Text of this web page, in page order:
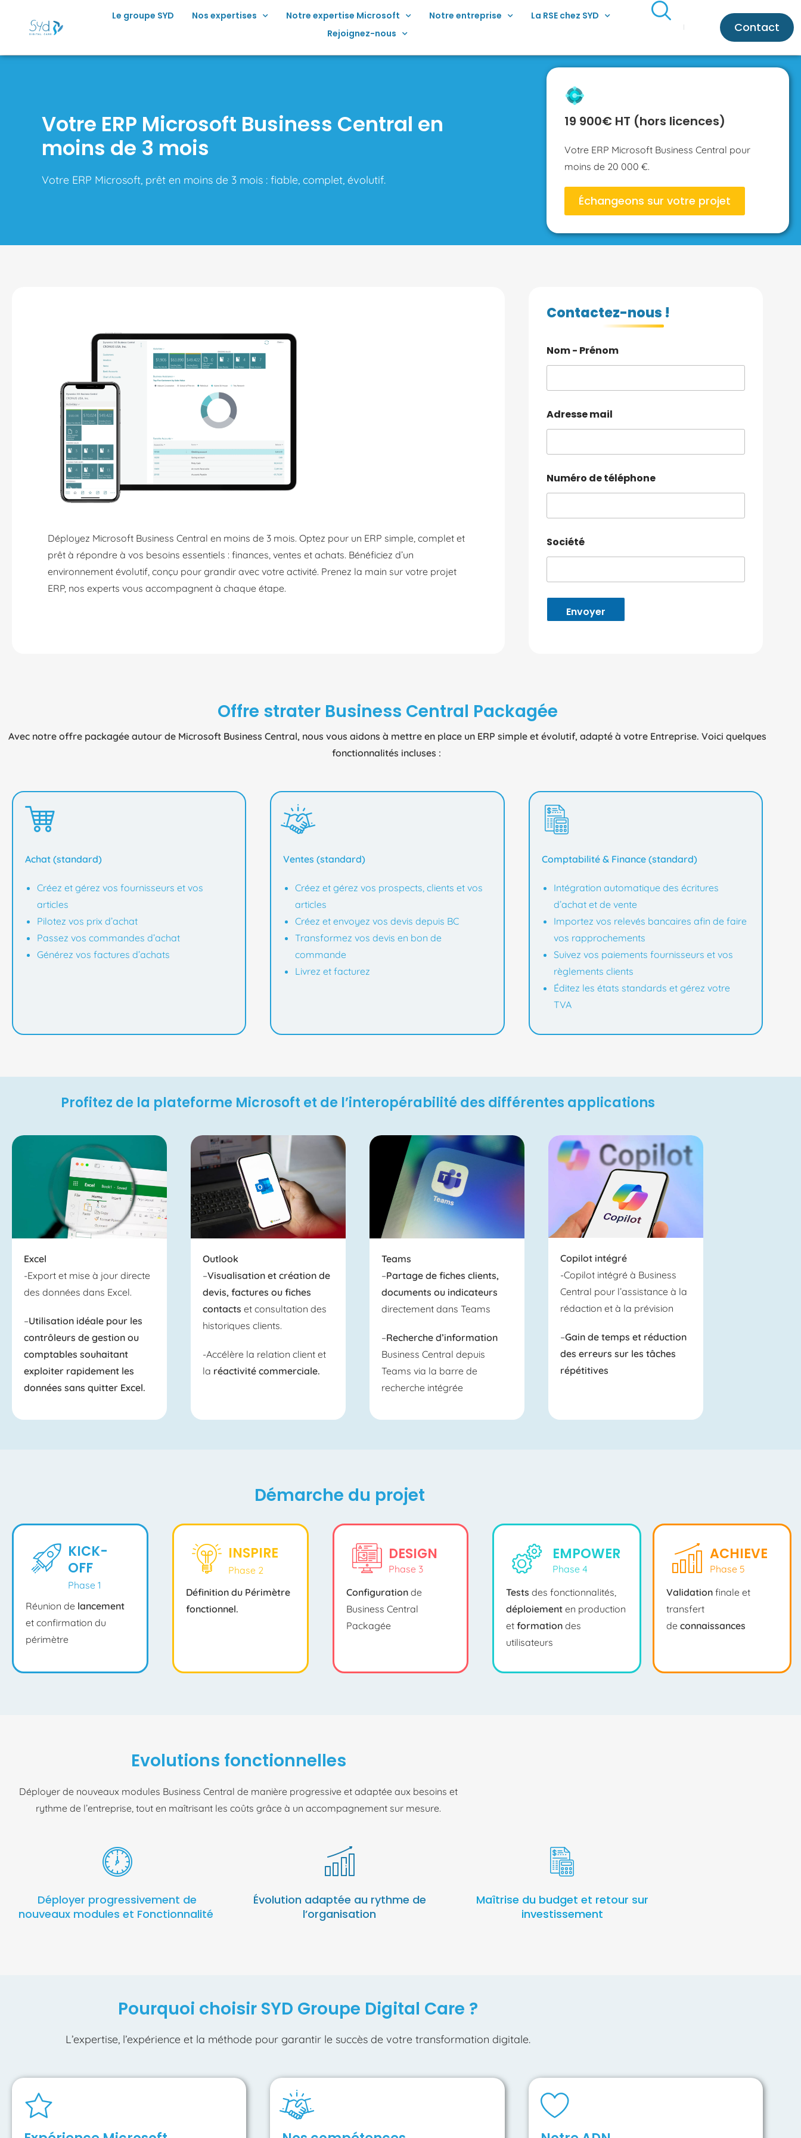
Le groupe SYD Nos expertises Notre expertise Microsoft Notre entreprise
La RSE chez SYD
Rejoignez-nous
Contact
Votre ERP Microsoft Business Central en
moins de 3 mois
Votre ERP Microsoft, prêt en moins de 3 mois : fiable, complet, évolutif.
19 900€ HT (hors licences)
Votre ERP Microsoft Business Central pour
moins de 20 000 €.
Échangeons sur votre projet
Déployez Microsoft Business Central en moins de 3 mois. Optez pour un ERP simple, complet et
prêt à répondre à vos besoins essentiels : finances, ventes et achats. Bénéficiez d’un
environnement évolutif, conçu pour grandir avec votre activité. Prenez la main sur votre projet
ERP, nos experts vous accompagnent à chaque étape.
Contactez-nous !
Nom - Prénom
Adresse mail
Numéro de téléphone
Société
Envoyer
Offre strater Business Central Packagée
Avec notre offre packagée autour de Microsoft Business Central, nous vous aidons à mettre en place un ERP simple et évolutif, adapté à votre Entreprise. Voici quelques
fonctionnalités incluses :
Achat (standard)
Créez et gérez vos fournisseurs et vos
articles
Pilotez vos prix d’achat
Passez vos commandes d’achat
Générez vos factures d’achats
Ventes (standard)
Créez et gérez vos prospects, clients et vos
articles
Créez et envoyez vos devis depuis BC
Transformez vos devis en bon de
commande
Livrez et facturez
Comptabilité & Finance (standard)
Intégration automatique des écritures
d’achat et de vente
Importez vos relevés bancaires afin de faire
vos rapprochements
Suivez vos paiements fournisseurs et vos
règlements clients
Éditez les états standards et gérez votre
TVA
Profitez de la plateforme Microsoft et de l’interopérabilité des différentes applications
Excel
-Export et mise à jour directe
des données dans Excel.
–Utilisation idéale pour les
contrôleurs de gestion ou
comptables souhaitant
exploiter rapidement les
données sans quitter Excel.
Outlook
–Visualisation et création de
devis, factures ou fiches
contacts et consultation des
historiques clients.
-Accélère la relation client et
la réactivité commerciale.
Teams
–Partage de fiches clients,
documents ou indicateurs
directement dans Teams
–Recherche d’information
Business Central depuis
Teams via la barre de
recherche intégrée
Copilot intégré
-Copilot intégré à Business
Central pour l’assistance à la
rédaction et à la prévision
–Gain de temps et réduction
des erreurs sur les tâches
répétitives
Démarche du projet
KICK-
OFF
Phase 1
Réunion de lancement
et confirmation du
périmètre
INSPIRE
Phase 2
Définition du Périmètre
fonctionnel.
DESIGN
Phase 3
Configuration de
Business Central
Packagée
EMPOWER
Phase 4
Tests des fonctionnalités,
déploiement en production
etformationdes
utilisateurs
ACHIEVE
Phase 5
Validationfinale et
transfert
deconnaissances
Evolutions fonctionnelles
Déployer de nouveaux modules Business Central de manière progressive et adaptée aux besoins et
rythme de l’entreprise, tout en maîtrisant les coûts grâce à un accompagnement sur mesure.
Déployer progressivement de
nouveaux modules et Fonctionnalité
Évolution adaptée au rythme de
l’organisation
Maîtrise du budget et retour sur
investissement
Pourquoi choisir SYD Groupe Digital Care ?
L’expertise, l’expérience et la méthode pour garantir le succès de votre transformation digitale.